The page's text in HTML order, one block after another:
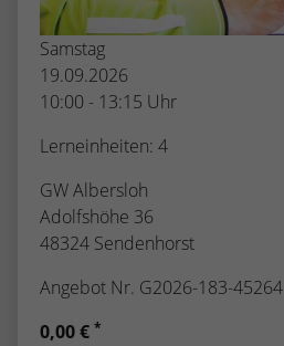
Samstag
19.09.2026
10:00 - 13:15 Uhr
Lerneinheiten: 4
GW Albersloh
Adolfshöhe 36
48324 Sendenhorst
Angebot Nr. G2026-183-45264
0,00 € *